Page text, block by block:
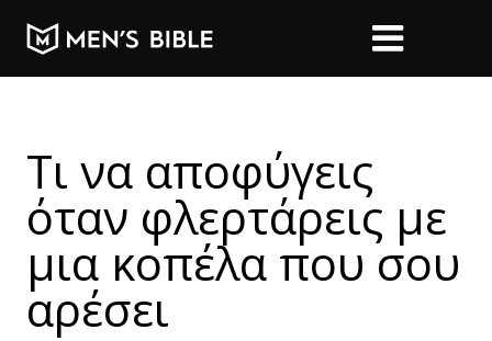
Τι να αποφύγεις
όταν φλερτάρεις με
μια κοπέλα που σου
αρέσει